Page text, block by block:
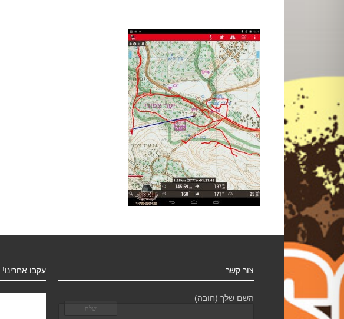
צור קשר
השם שלך (חובה)
עקבו אחרינו!